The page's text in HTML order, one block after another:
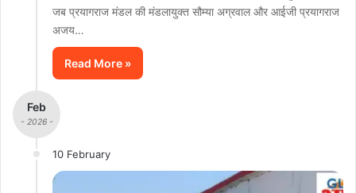
जब प्रयागराज मंडल की मंडलायुक्त सौम्या अग्रवाल और आईजी प्रयागराज
अजय…
Read More »
Feb
- 2026 -
10 February